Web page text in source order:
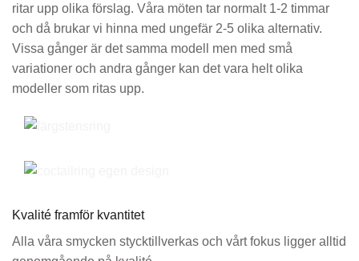
ritar upp olika förslag. Våra möten tar normalt 1-2 timmar
och då brukar vi hinna med ungefär 2-5 olika alternativ.
Vissa gånger är det samma modell men med små
variationer och andra gånger kan det vara helt olika
modeller som ritas upp.
Kvalité framför kvantitet
Alla våra smycken stycktillverkas och vårt fokus ligger alltid